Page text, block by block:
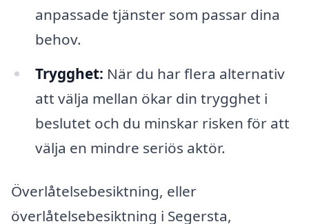
anpassade tjänster som passar dina
behov.
Trygghet: När du har flera alternativ
att välja mellan ökar din trygghet i
beslutet och du minskar risken för att
välja en mindre seriös aktör.
Överlåtelsebesiktning, eller
överlåtelsebesiktning i Segersta,